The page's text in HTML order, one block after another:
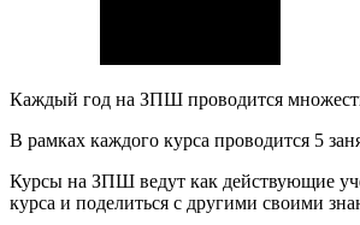
Каждый год на ЗПШ проводится
В рамках каждого курса проводится 5
Курсы на ЗПШ ведут как действующие
курса и поделиться с другими своими